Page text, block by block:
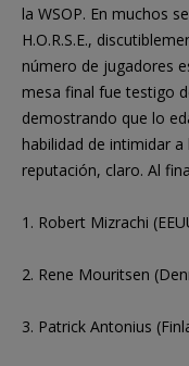
la WSOP. En muchos
H.O.R.S.E.,
número de jugadores
mesa final fue testigo
demostrando que lo
habilidad de intimidar
reputación, claro. Al
1. Robert Mizrachi
2. Rene Mouritsen
3. Patrick Antonius